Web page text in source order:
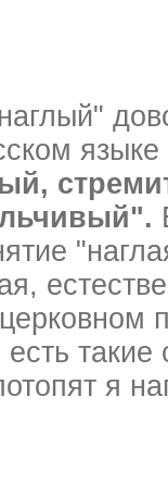
языке
я